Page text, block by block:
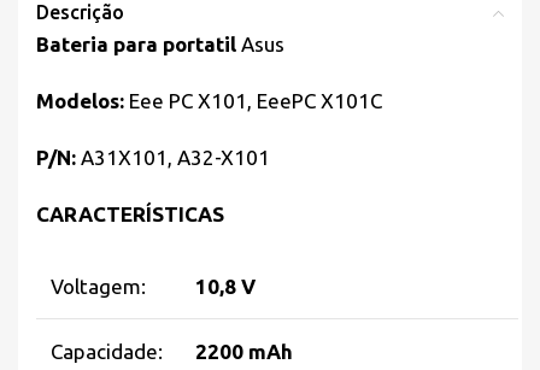
Descrição
Bateria para portatil Asus
Modelos: Eee PC X101, EeePC X101C
P/N: A31X101, A32-X101
CARACTERÍSTICAS
Voltagem: 10,8 V
Capacidade: 2200 mAh